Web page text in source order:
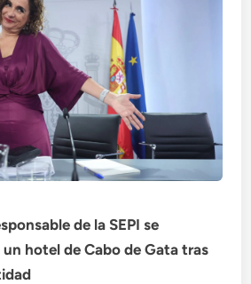
de la SEPI se
hotel de Cabo de Gata tras